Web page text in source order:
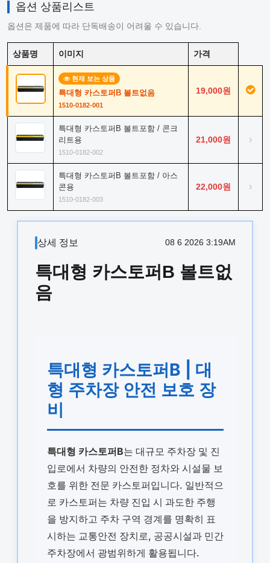
옵션 상품리스트
옵션은 제품에 따라 단독배송이 어려울 수 있습니다.
상품명 이미지 가격
현재 보는 상품
특대형 카스토퍼B 볼트없음
1510-0182-001
19,000원
특대형 카스토퍼B 볼트포함 / 콘크
리트용
1510-0182-002
21,000원 ›
특대형 카스토퍼B 볼트포함 / 아스
콘용
1510-0182-003
22,000원 ›
상세 정보 08 6 2026 3:19AM
특대형 카스토퍼B 볼트없
음
특대형 카스토퍼B | 대
형 주차장 안전 보호 장
비
특대형 카스토퍼B는 대규모 주차장 및 진
입로에서 차량의 안전한 정차와 시설물 보
호를 위한 전문 카스토퍼입니다. 일반적으
로 카스토퍼는 차량 진입 시 과도한 주행
을 방지하고 주차 구역 경계를 명확히 표
시하는 교통안전 장치로, 공공시설과 민간
주차장에서 광범위하게 활용됩니다.